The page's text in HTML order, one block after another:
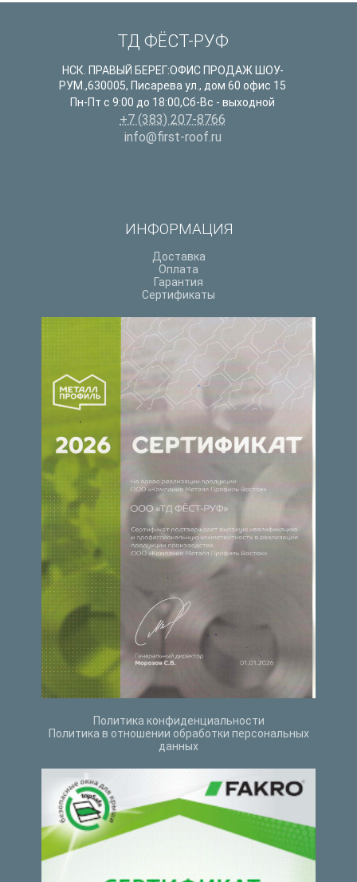
ТД ФЁСТ-РУФ
НСК. ПРАВЫЙ БЕРЕГ:ОФИС ПРОДАЖ ШОУ-
РУМ.,630005, Писарева ул., дом 60 офис 15
Пн-Пт с 9:00 до 18:00,Сб-Вс - выходной
+7 (383) 207-8766
info@first-roof.ru
ИНФОРМАЦИЯ
Доставка
Оплата
Гарантия
Сертификаты
Политика конфиденциальности
Политика в отношении обработки персональных
данных